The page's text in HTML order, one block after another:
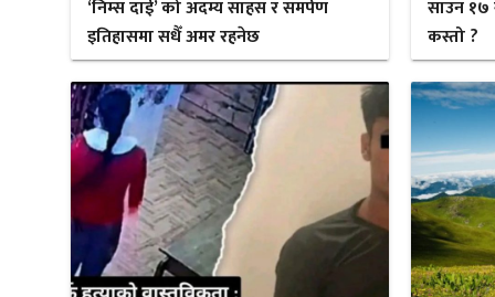
‘निम्स दाई’ को अदम्य साहस र समर्पण
इतिहासमा सधैँ अमर रहनेछ
साउन
कस्तो ?